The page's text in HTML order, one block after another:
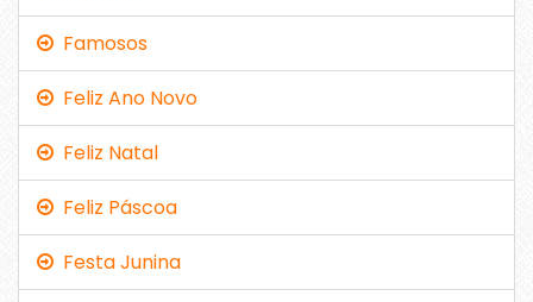
Famosos
Feliz Ano Novo
Feliz Natal
Feliz Páscoa
Festa Junina